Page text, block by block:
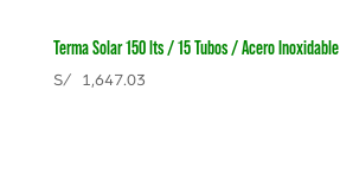
Terma Solar 150 lts / 15 Tubos / Acero Inoxidable
S/1,647.03